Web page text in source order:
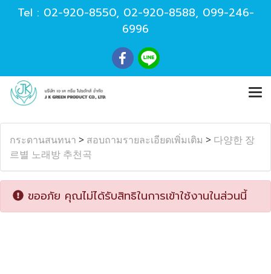
Tel : 02-920-8550, 02-920-8588, 099-246-
6996
กระดานสนทนา > สอบถามรายละเอียดเพิ่มเติม > 다양한 장
르별 노래방 추천곡
ขออภัย คุณไม่ได้รับสิทธิในการเข้าใช้งานในส่วนนี้